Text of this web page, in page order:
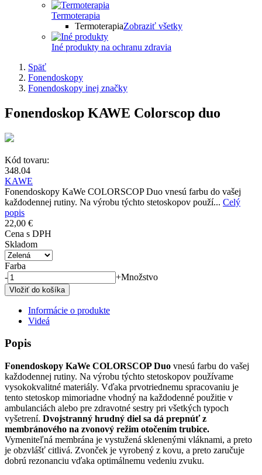
Termoterapia
TermoterapiaZobraziť všetky
Iné produkty na ochranu zdravia
Späť
Fonendoskopy
Fonendoskopy inej značky
Fonendoskop KAWE Colorscop duo
Kód tovaru:
348.04
KAWE
Fonendoskopy KaWe COLORSCOP Duo vnesú farbu do vašej
každodennej rutiny. Na výrobu týchto stetoskopov použí... Celý
popis
22,00 €
Cena s DPH
Skladom
Farba
-
+Množstvo
Informácie o produkte
Videá
Popis
Fonendoskopy KaWe COLORSCOP Duo vnesú farbu do vašej
každodennej rutiny. Na výrobu týchto stetoskopov používame
vysokokvalitné materiály. Vďaka prvotriednemu spracovaniu je
tento stetoskop mimoriadne vhodný na každodenné použitie v
ambulanciách alebo pre zdravotné sestry pri všetkých typoch
vyšetrení. Dvojstranný hrudný diel sa dá prepnúť z
membránového na zvonový režim otočením trubice.
Vymeniteľná membrána je vystužená sklenenými vláknami, a preto
je obzvlášť citlivá. Zvonček je vyrobený z kovu, a preto zaručuje
dobrú rezonanciu vďaka optimálnemu vedeniu zvuku.